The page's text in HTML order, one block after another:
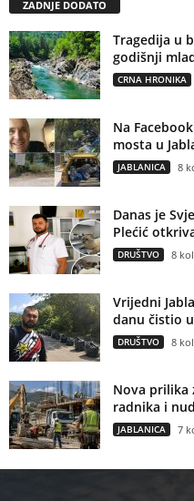
ZADNJE DODATO
Tragedija u
godišnji
CRNA HRONIKA
Na
mosta u
JABLANICA 8
Danas je
Plećić
DRUŠTVO 8
Vrijedni
danu čistio
DRUŠTVO 8
Nova prilika
radnika i
JABLANICA 7